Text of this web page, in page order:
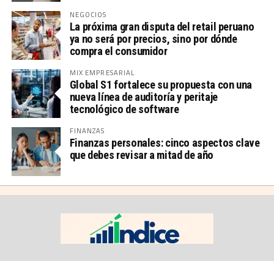
NEGOCIOS
La próxima gran disputa del retail peruano
ya no será por precios, sino por dónde
compra el consumidor
MIX EMPRESARIAL
Global S1 fortalece su propuesta con una
nueva línea de auditoría y peritaje
tecnológico de software
FINANZAS
Finanzas personales: cinco aspectos clave
que debes revisar a mitad de año